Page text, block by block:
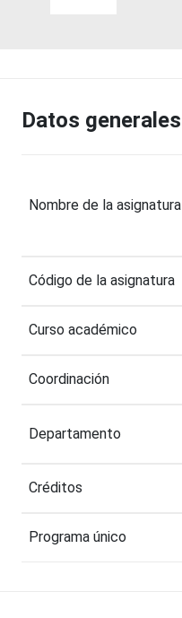
Datos generales
Nombre de la asignatura
Código de la asignatura
Curso académico
Coordinación
Departamento
Créditos
Programa único